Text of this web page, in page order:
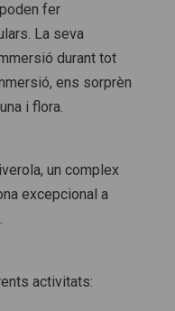
fer
La seva
durant tot
ens sorprèn
i flora.
un complex
excepcional a
activitats: